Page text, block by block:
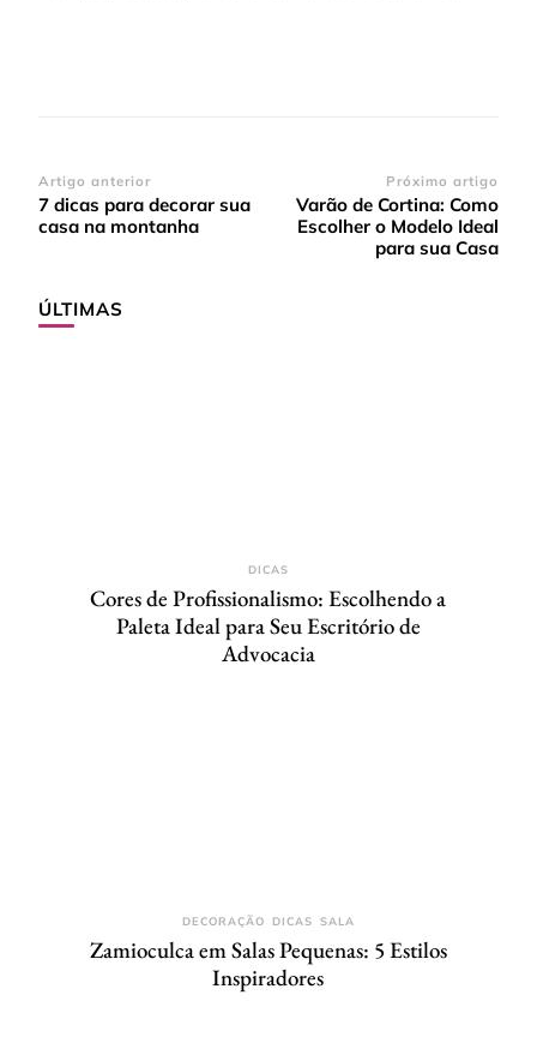
Navegação
de
Artigo anterior
7 dicas para decorar sua
casa na montanha
Próximo artigo
Varão de Cortina: Como
Escolher o Modelo Ideal
para sua Casa
ÚLTIMAS
DICAS
Cores de Profissionalismo: Escolhendo a
Paleta Ideal para Seu Escritório de
Advocacia
DECORAÇÃO DICAS SALA
Zamioculca em Salas Pequenas: 5 Estilos
Inspiradores